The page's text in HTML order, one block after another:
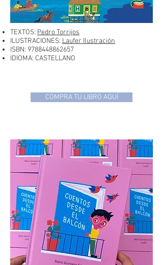
TEXTOS: Pedro Torrijos
ILUSTRACIONES: Laufer Ilustración
ISBN: 9788448862657
IDIOMA: CASTELLANO
COMPRA TU LIBRO AQUÍ